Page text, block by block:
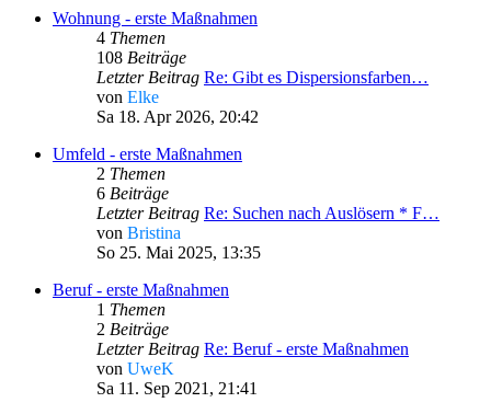
Wohnung - erste Maßnahmen
4 Themen
108 Beiträge
Letzter Beitrag Re: Gibt es Dispersionsfarben…
von Elke
Sa 18. Apr 2026, 20:42
Umfeld - erste Maßnahmen
2 Themen
6 Beiträge
Letzter Beitrag Re: Suchen nach Auslösern * F…
von Bristina
So 25. Mai 2025, 13:35
Beruf - erste Maßnahmen
1 Themen
2 Beiträge
Letzter Beitrag Re: Beruf - erste Maßnahmen
von UweK
Sa 11. Sep 2021, 21:41